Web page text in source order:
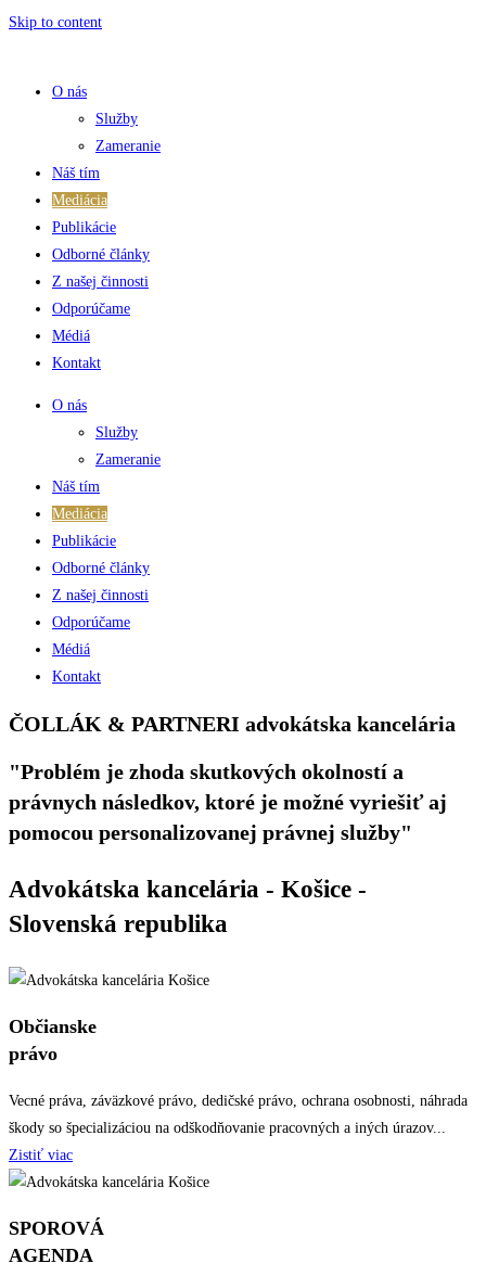
Skip to content
O nás
Služby
Zameranie
Náš tím
Mediácia
Publikácie
Odborné články
Z našej činnosti
Odporúčame
Médiá
Kontakt
O nás
Služby
Zameranie
Náš tím
Mediácia
Publikácie
Odborné články
Z našej činnosti
Odporúčame
Médiá
Kontakt
ČOLLÁK & PARTNERI advokátska kancelária
"Problém je zhoda skutkových okolností a
právnych následkov, ktoré je možné vyriešiť aj
pomocou personalizovanej právnej služby"
Advokátska kancelária - Košice -
Slovenská republika
Občianske
právo
Vecné práva, záväzkové právo, dedičské právo, ochrana osobnosti, náhrada
škody so špecializáciou na odškodňovanie pracovných a iných úrazov...
Zistiť viac
SPOROVÁ
AGENDA